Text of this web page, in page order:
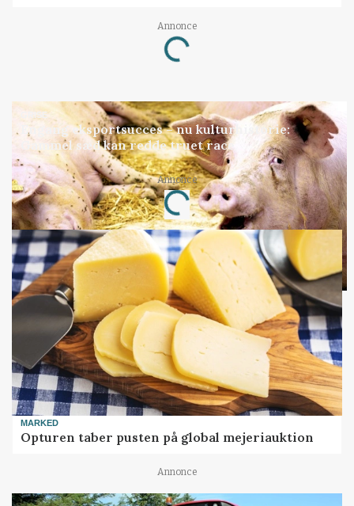
Annonce
Loading...
GRISE
Engang eksportsucces – nu kulturhistorie:
Gammel sæd kan redde truet race
Annonce
Loading...
MARKED
Opturen taber pusten på global mejeriauktion
Annonce